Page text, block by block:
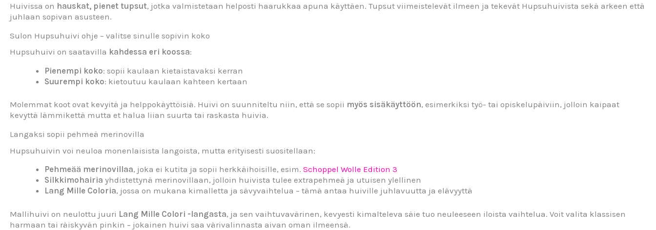
Huivissa on hauskat, pienet tupsut, jotka valmistetaan helposti haarukkaa apuna käyttäen. Tupsut viimeistelevät ilmeen ja tekevät Hupsuhuivista sekä arkeen että
juhlaan sopivan asusteen.
Sulon Hupsuhuivi ohje – valitse sinulle sopivin koko
Hupsuhuivi on saatavilla kahdessa eri koossa:
Pienempi koko: sopii kaulaan kietaistavaksi kerran
Suurempi koko: kietoutuu kaulaan kahteen kertaan
Molemmat koot ovat kevyitä ja helppokäyttöisiä. Huivi on suunniteltu niin, että se sopii myös sisäkäyttöön, esimerkiksi työ- tai opiskelupäiviin, jolloin kaipaat
kevyttä lämmikettä mutta et halua liian suurta tai raskasta huivia.
Langaksi sopii pehmeä merinovilla
Hupsuhuivin voi neuloa monenlaisista langoista, mutta erityisesti suositellaan:
Pehmeää merinovillaa, joka ei kutita ja sopii herkkäihoisille, esim. Schoppel Wolle Edition 3
Silkkimohairia yhdistettynä merinovillaan, jolloin huivista tulee extrapehmeä ja utuisen ylellinen
Lang Mille Coloria, jossa on mukana kimalletta ja sävyvaihtelua – tämä antaa huiville juhlavuutta ja elävyyttä
Mallihuivi on neulottu juuri Lang Mille Colori -langasta, ja sen vaihtuvavärinen, kevyesti kimalteleva säie tuo neuleeseen iloista vaihtelua. Voit valita klassisen
harmaan tai räiskyvän pinkin – jokainen huivi saa värivalinnasta aivan oman ilmeensä.